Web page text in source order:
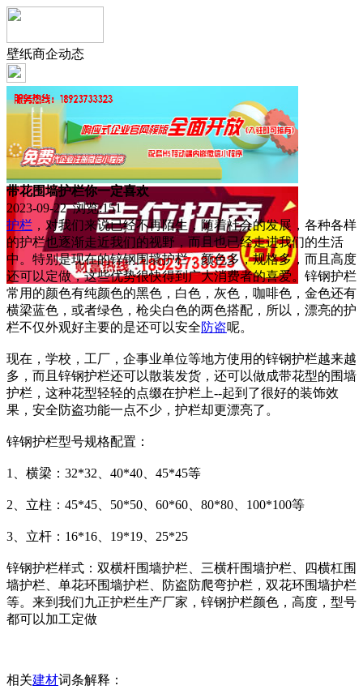
壁纸商企动态
带花围墙护栏你一定喜欢
2023-09-22 浏览:151
护栏 ，对我们来说已经不再陌生，随着社会的发展，各种各样
的护栏也逐渐走近我们的视野，而且也已经走进我们的生活
中。特别是现在的锌钢围墙护栏，颜色多，规格多，而且高度
还可以定做，这些优势很快得到广大消费者的喜爱。锌钢护栏
常用的颜色有纯颜色的黑色，白色，灰色，咖啡色，金色还有
横梁蓝色，或者绿色，枪尖白色的两色搭配，所以，漂亮的护
栏不仅外观好主要的是还可以安全防盗呢。
现在，学校，工厂，企事业单位等地方使用的锌钢护栏越来越
多，而且锌钢护栏还可以散装发货，还可以做成带花型的围墙
护栏，这种花型轻轻的点缀在护栏上--起到了很好的装饰效
果，安全防盗功能一点不少，护栏却更漂亮了。
锌钢护栏型号规格配置：
1、横梁：32*32、40*40、45*45等
2、立柱：45*45、50*50、60*60、80*80、100*100等
3、立杆：16*16、19*19、25*25
锌钢护栏样式：双横杆围墙护栏、三横杆围墙护栏、四横杠围
墙护栏、单花环围墙护栏、防盗防爬弯护栏，双花环围墙护栏
等。来到我们九正护栏生产厂家，锌钢护栏颜色，高度，型号
都可以加工定做
相关建材词条解释：